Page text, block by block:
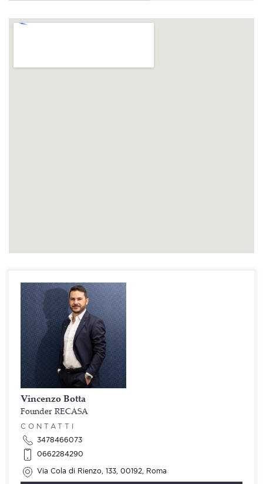
Vincenzo Botta
Founder RECASA
CONTATTI
3478466073
0662284290
Via Cola di Rienzo, 133, 00192, Roma